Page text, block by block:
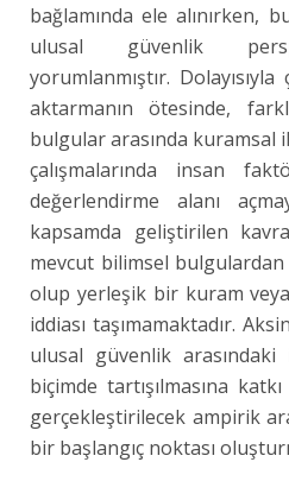
bağlamında ele alınırken,
ulusal güvenlik
yorumlanmıştır.
aktarmanın ötesinde,
bulgular arasında kuramsal
çalışmalarında insan
değerlendirme alanı
kapsamda geliştirilen
mevcut bilimsel
olup yerleşik bir kuram
iddiası taşımamaktadır.
ulusal güvenlik arasındaki
biçimde tartışılmasına
gerçekleştirilecek ampirik
bir başlangıç noktası